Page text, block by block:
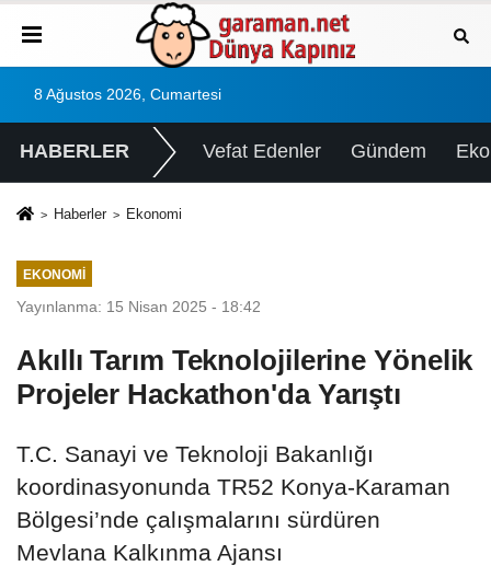
8 Ağustos 2026, Cumartesi
HABERLER Vefat Edenler Gündem
Haberler Ekonomi
EKONOMI
Yayınlanma: 15 Nisan 2025 - 18:42
Akıllı Tarım Teknolojilerine Yönelik
Projeler Hackathon'da Yarıştı
T.C. Sanayi ve Teknoloji Bakanlığı
koordinasyonunda TR52 Konya-Karaman
Bölgesi’nde çalışmalarını sürdüren
Mevlana Kalkınma Ajansı